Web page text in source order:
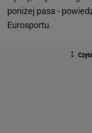
poniżej pasa -
Eurosportu.